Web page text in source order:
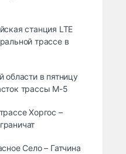
станция LTE
трассе в
области в пятницу
трассы М-5
Хоргос –
Село – Гатчина